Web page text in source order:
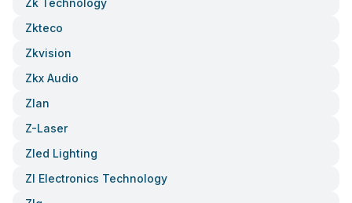
Zk Technology
Zkteco
Zkvision
Zkx Audio
Zlan
Z-Laser
Zled Lighting
Zl Electronics Technology